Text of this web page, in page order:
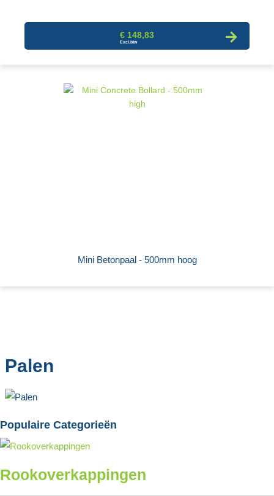
€ 148,83
Mini Betonpaal - 500mm hoog
Palen
Populaire Categorieën
Rookoverkappingen